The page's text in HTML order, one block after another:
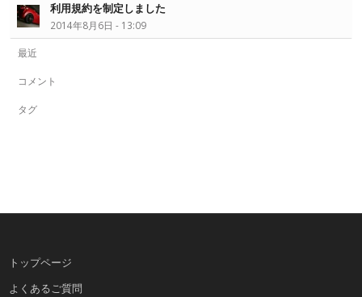
利用規約を制定しました
2014年8月6日 - 13:09
最近
コメント
タグ
トップページ
よくあるご質問